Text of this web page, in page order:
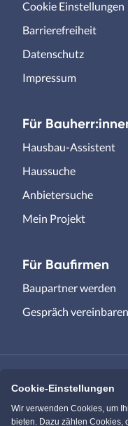
Cookie Einstellungen
Barrierefreiheit
Datenschutz
Impressum
Für
Hausbau-Assistent
Haussuche
Anbietersuche
Mein Projekt
Für Baufirmen
Baupartner werden
Gespräch vereinbaren
Immowelt.de
Cookie-Einstellungen
Wir verwenden Cookies, um
bieten. Dazu zählen Cookies,